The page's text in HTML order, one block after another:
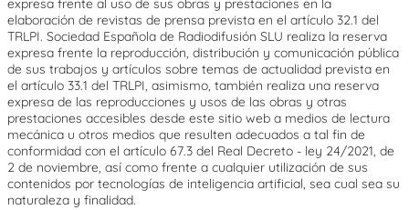
expresa frente al uso de sus obras y prestaciones en la
elaboración de revistas de prensa prevista en el artículo 32.1 del
TRLPI. Sociedad Española de Radiodifusión SLU realiza la reserva
expresa frente la reproducción, distribución y comunicación pública
de sus trabajos y artículos sobre temas de actualidad prevista en
el artículo 33.1 del TRLPI, asimismo, también realiza una reserva
expresa de las reproducciones y usos de las obras y otras
prestaciones accesibles desde este sitio web a medios de lectura
mecánica u otros medios que resulten adecuados a tal fin de
conformidad con el artículo 67.3 del Real Decreto - ley 24/2021, de
2 de noviembre, así como frente a cualquier utilización de sus
contenidos por tecnologías de inteligencia artificial, sea cual sea su
naturaleza y finalidad.